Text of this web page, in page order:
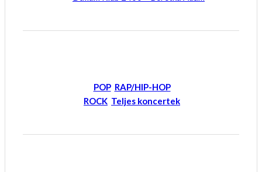
POP RAP/HIP-HOP
ROCK Teljes koncertek